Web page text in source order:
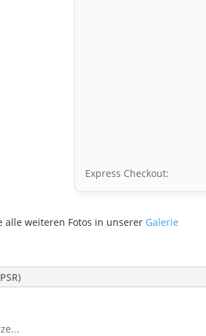
Express Checkout:
alle weiteren Fotos in unserer Galerie